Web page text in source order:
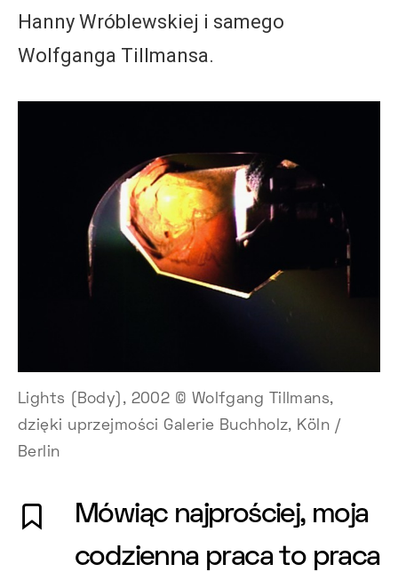
Hanny Wróblewskiej i samego
Wolfganga Tillmansa.
Lights (Body), 2002 © Wolfgang Tillmans,
dzięki uprzejmości Galerie Buchholz, Köln /
Berlin
Mówiąc najprościej, moja
codzienna praca to praca